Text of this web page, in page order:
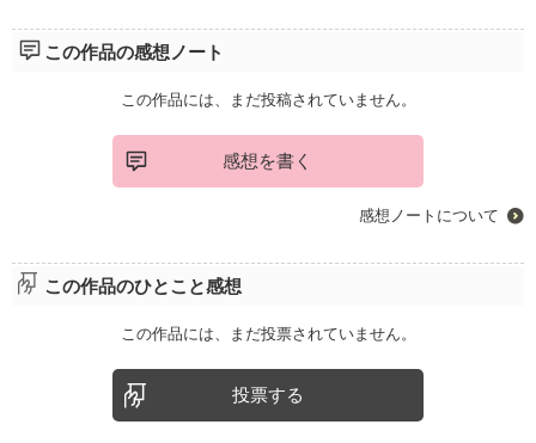
この作品の感想ノート
この作品には、まだ投稿されていません。
感想を書く
感想ノートについて
この作品のひとこと感想
この作品には、まだ投票されていません。
投票する